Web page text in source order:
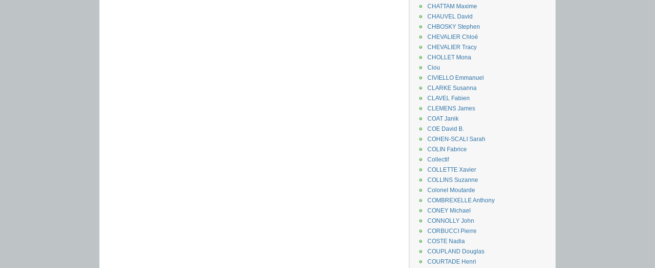
CHATTAM Maxime
CHAUVEL David
CHBOSKY Stephen
CHEVALIER Chloé
CHEVALIER Tracy
CHOLLET Mona
Ciou
CIVIELLO Emmanuel
CLARKE Susanna
CLAVEL Fabien
CLEMENS James
COAT Janik
COE David B.
COHEN-SCALI Sarah
COLIN Fabrice
Collectif
COLLETTE Xavier
COLLINS Suzanne
Colonel Moutarde
COMBREXELLE Anthony
CONEY Michael
CONNOLLY John
CORBUCCI Pierre
COSTE Nadia
COUPLAND Douglas
COURTADE Henri